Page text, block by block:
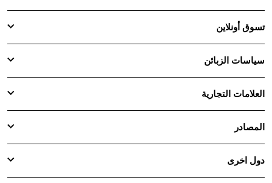
تسوق أونلاين
سياسات الزبائن
العلامات التجارية
المصادر
دول اخرى